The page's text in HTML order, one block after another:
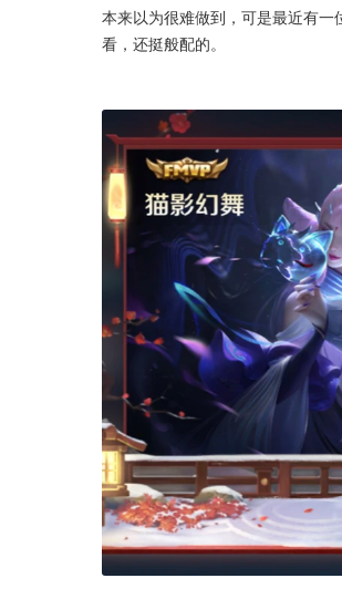
本来以为很难做到，可是最近有
看，还挺般配的。